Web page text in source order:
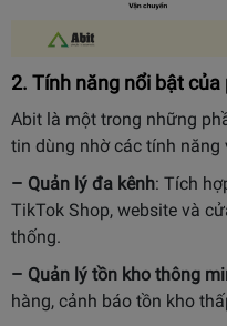
2. Tính năng nổi bật
Abit là một trong những
tin dùng nhờ các tính năng
– Quản lý đa kênh: Tích
TikTok Shop, website và
thống.
– Quản lý tồn kho thông
hàng, cảnh báo tồn kho